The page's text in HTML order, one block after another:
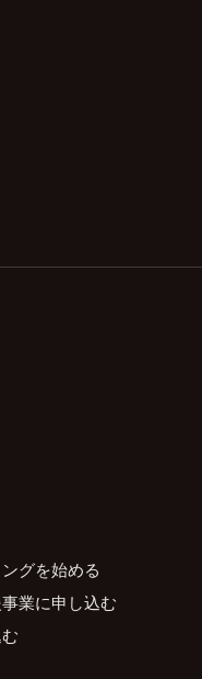
グを始める
業に申し込む